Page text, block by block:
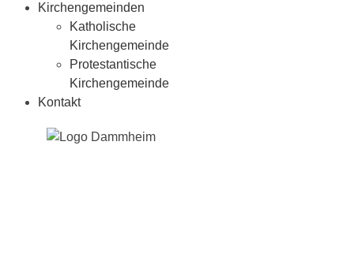
Kirchengemeinden
Katholische
Kirchengemeinde
Protestantische
Kirchengemeinde
Kontakt